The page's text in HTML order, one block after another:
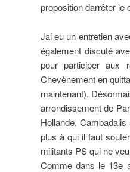
proposition darrêter
Jai eu un entretien
également discuté
pour participer aux
Chevènement en
maintenant).
arrondissement de
Hollande,
plus à qui il faut
militants PS qui ne
Comme dans le 13e